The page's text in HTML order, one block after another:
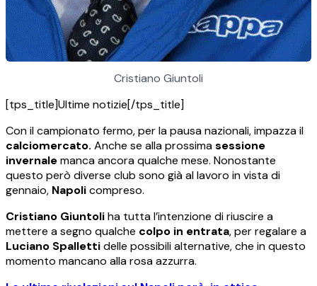
Cristiano Giuntoli
[tps_title]Ultime notizie[/tps_title]
Con il campionato fermo, per la pausa nazionali, impazza il
calciomercato. Anche se alla prossimasessione
invernalemanca ancora qualche mese. Nonostante
questo però diverse club sono già al lavoro in vista di
gennaio, Napolicompreso.
Cristiano Giuntoliha tutta l’intenzione di riuscire a
mettere a segno qualche colpo in entrata, per regalare a
Luciano Spallettidelle possibili alternative, che in questo
momento mancano alla rosa azzurra.